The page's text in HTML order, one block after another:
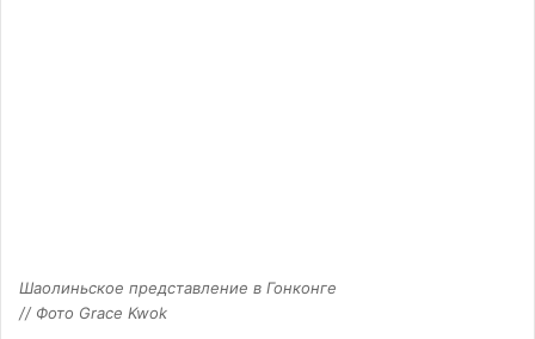
Шаолиньское представление в Гонконге
// Фото Grace Kwok